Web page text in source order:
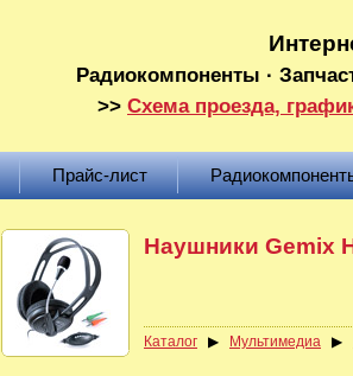
Радиокомпоненты ·
>> Схема проезда,
Прайс-лист
Наушники Gemix
Каталог ▶ Мультимедиа ▶